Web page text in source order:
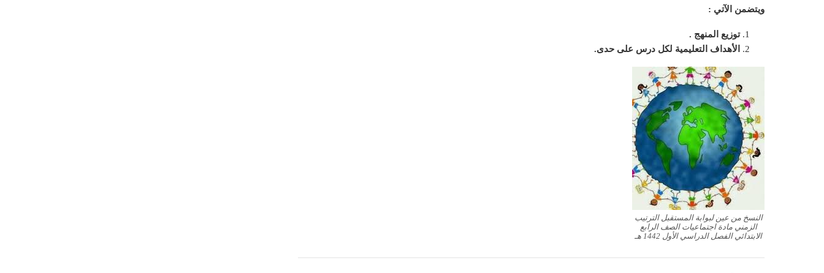
ويتضمن الآتي :
توزيع المنهج .
الأهداف التعليمية لكل درس على حدى.
النسخ من عين لبوابة المستقبل الترتيب
الزمني مادة اجتماعيات الصف الرابع
الابتدائي الفصل الدراسي الأول 1442 هـ